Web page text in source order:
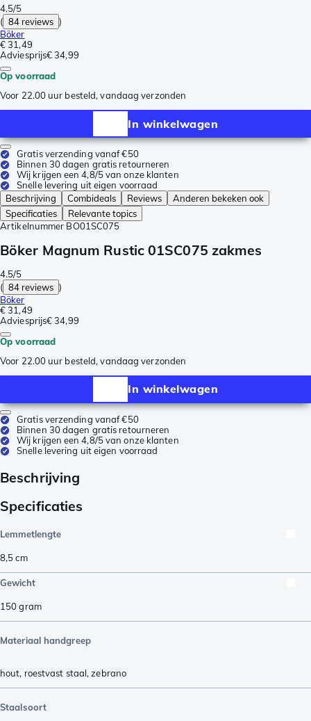
4.5/5
( 84 reviews )
Böker
€ 31,49
Adviesprijs€ 34,99
Op voorraad
Voor 22.00 uur besteld, vandaag verzonden
In winkelwagen
Gratis verzending vanaf €50
Binnen 30 dagen gratis retourneren
Wij krijgen een 4,8/5 van onze klanten
Snelle levering uit eigen voorraad
Beschrijving
Combideals Reviews
Anderen bekeken ook
Specificaties
Relevante topics
Artikelnummer BO01SC075
Böker Magnum Rustic 01SC075 zakmes
4.5/5
( 84 reviews )
Böker
€ 31,49
Adviesprijs€ 34,99
Op voorraad
Voor 22.00 uur besteld, vandaag verzonden
In winkelwagen
Gratis verzending vanaf €50
Binnen 30 dagen gratis retourneren
Wij krijgen een 4,8/5 van onze klanten
Snelle levering uit eigen voorraad
Beschrijving
Specificaties
Lemmetlengte
8,5cm
Gewicht
150gram
Materiaal handgreep
hout, roestvast staal,zebrano
Staalsoort